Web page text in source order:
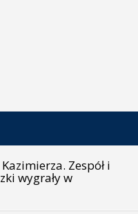
Zespół i
wygrały w